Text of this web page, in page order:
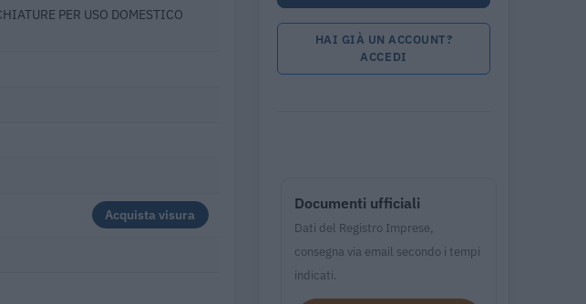
PER USO DOMESTICO
Acquista visura
HAI GIÀ UN ACCOUNT?
ACCEDI
Documenti ufficiali
Dati del Registro Imprese,
consegna via email secondo i tempi
indicati.